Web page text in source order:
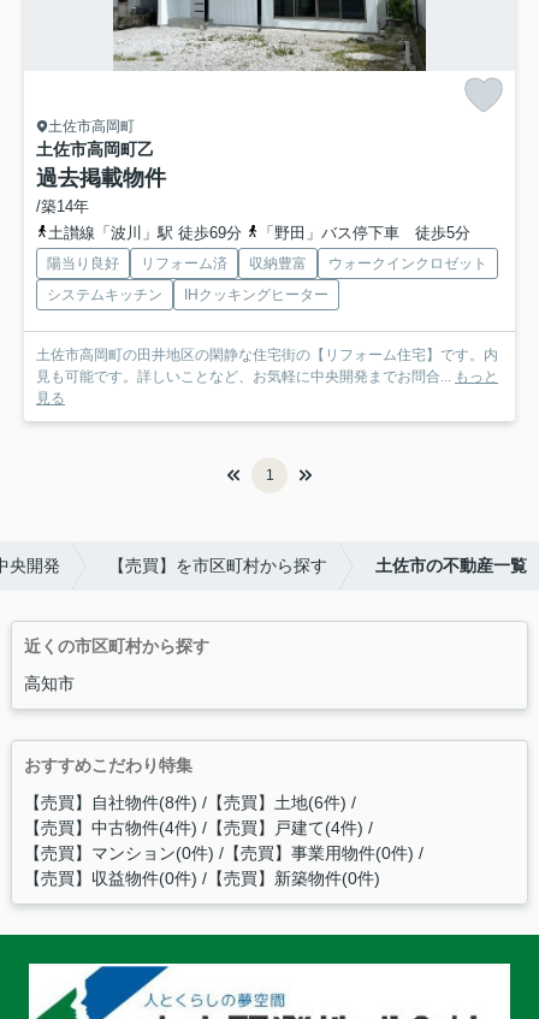
土佐市高岡町
土佐市高岡町乙
過去掲載物件
/築14年
土讃線「波川」駅 徒歩69分
「野田」バス停下車 徒歩5分
陽当り良好 リフォーム済 収納豊富
ウォークインクロゼット
システムキッチン
IHクッキングヒーター
土佐市高岡町の田井地区の閑静な住宅街の【リフォーム住宅】です。内
見も可能です。詳しいことなど、お気軽に中央開発までお問合... もっと
見る
1
央開発 【売買】を市区町村から探す 土佐市の不動産一覧
近くの市区町村から探す
高知市
おすすめこだわり特集
【売買】自社物件(8件) 【売買】土地(6件)
【売買】中古物件(4件) 【売買】戸建て(4件)
【売買】マンション(0件) 【売買】事業用物件(0件)
【売買】収益物件(0件) 【売買】新築物件(0件)